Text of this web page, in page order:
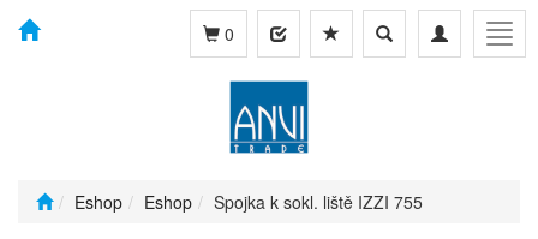
Toggle
navigation
Toggle
search
0
Eshop Eshop Spojka k sokl. liště IZZI 755